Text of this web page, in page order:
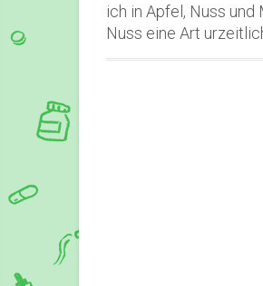
ich in Apfel, Nuss
Nuss eine Art